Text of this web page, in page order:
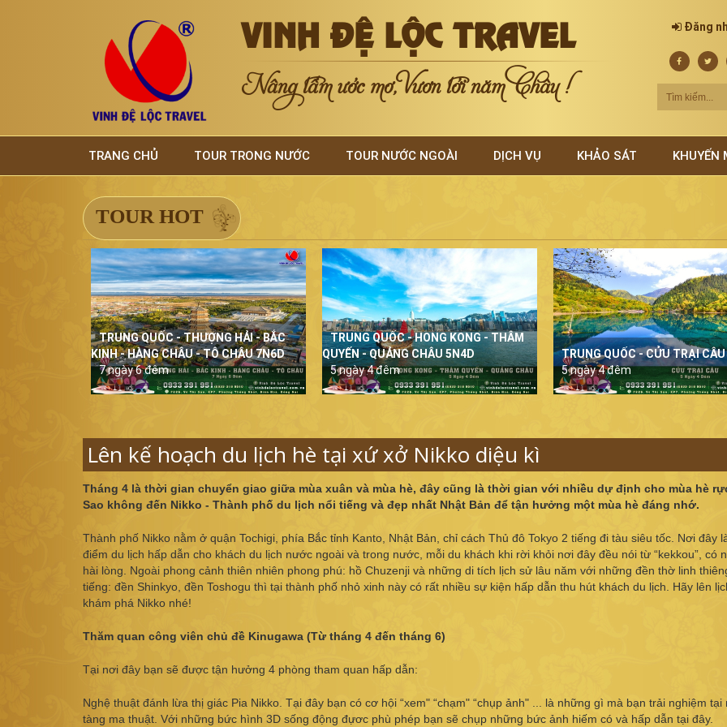
VINH ĐỆ LỘC TRAVEL
Nâng tầm ước mơ, Vươn tới năm Châu !
Đăng
TRANG CHỦ TOUR TRONG NƯỚC TOUR NƯỚC NGOÀI DỊCH VỤ KHẢO SÁT KHUYẾN
TOUR HOT
TRUNG QUỐC - THƯỢNG HẢI - BẮC
KINH - HÀNG CHÂU - TÔ CHÂU 7N6D
7 ngày 6 đêm
TRUNG QUỐC - HONG KONG - THÂM
QUYẾN - QUẢNG CHÂU 5N4D
5 ngày 4 đêm
TRUNG QUỐC - CỬU TRẠI
5 ngày 4 đêm
Lên kế hoạch du lịch hè tại xứ xở Nikko diệu kì
Tháng 4 là thời gian chuyển giao giữa mùa xuân và mùa hè, đây cũng là thời gian với nhiều dự định cho mùa hè
Sao không đến Nikko - Thành phố du lịch nổi tiếng và đẹp nhất Nhật Bản để tận hưởng một mùa hè đáng nhớ.
Thành phố Nikko nằm ở quận Tochigi, phía Bắc tỉnh Kanto, Nhật Bản, chỉ cách Thủ đô Tokyo 2 tiếng đi tàu siêu tốc. Nơi đây
điểm du lịch hấp dẫn cho khách du lịch nước ngoài và trong nước, mỗi du khách khi rời khỏi nơi đây đều nói từ “kekkou”, có
hài lòng. Ngoài phong cảnh thiên nhiên phong phú: hồ Chuzenji và những di tích lịch sử lâu năm với những đền thờ linh
tiếng: đền Shinkyo, đền Toshogu thì tại thành phố nhỏ xinh này có rất nhiều sự kiện hấp dẫn thu hút khách du lịch. Hãy lên
khám phá Nikko nhé!
Thăm quan công viên chủ đề Kinugawa (Từ tháng 4 đến tháng 6)
Tại nơi đây bạn sẽ được tận hưởng 4 phòng tham quan hấp dẫn:
Nghệ thuật đánh lừa thị giác Pia Nikko. Tại đây bạn có cơ hội “xem" “chạm" “chụp ảnh" ... là những gì mà bạn trải nghiệm tại
tàng ma thuật. Với những bức hình 3D sống động đựơc phù phép bạn sẽ chụp những bức ảnh hiếm có và hấp dẫn tại đây.